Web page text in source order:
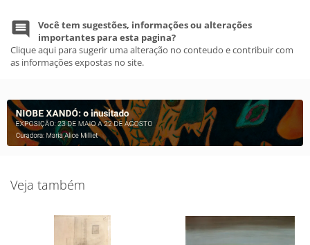
Você tem sugestões, informações ou alterações
importantes para esta pagina?
Clique aqui para sugerir uma alteração no conteudo e contribuir com
as informações expostas no site.
Veja também